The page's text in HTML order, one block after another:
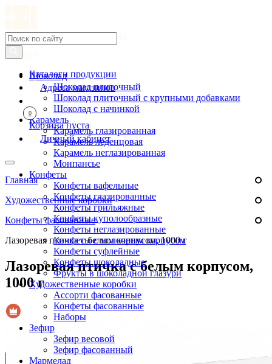
Шоколад
Шоколад плиточный
Шоколад плиточный с крупными добавками
Шоколад с начинкой
Карамель
Карамель глазированная
Карамель леденцовая
Карамель неглазированная
Монпансье
Конфеты
Конфеты вафельные
Конфеты глазированные
Конфеты грильяжные
Конфеты куполообразные
Конфеты неглазированные
Конфеты с молочным корпусом
Конфеты суфлейные
Конфеты шоколадные
Фрукты в шоколадной глазури
Художественные коробки
Ассорти фасованные
Конфеты фасованные
Наборы
Зефир
Зефир весовой
Зефир фасованный
Мармелад
Каталоги продукции
Адреса магазинов
0
Корзина пуста
Личный кабинет
Главная
Художественные коробки
Конфеты фасованные
Лазоревая птичка с белым корпусом, 1000 г
Лазоревая птичка с белым корпусом,
1000 г